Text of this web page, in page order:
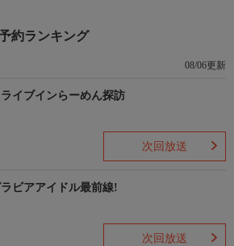
約ランキング
08/06更新
ライブインらーめん探訪
次回放送
ビアアイドル最前線!
次回放送